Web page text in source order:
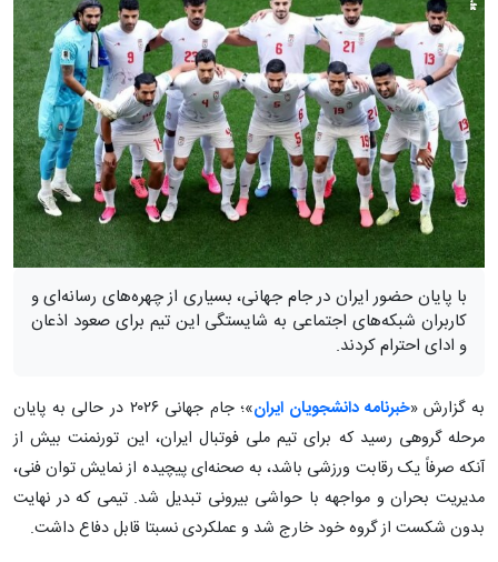
با پایان حضور ایران در جام جهانی، بسیاری از چهره‌های رسانه‌ای و
کاربران شبکه‌های اجتماعی به شایستگی این تیم برای صعود اذعان
و ادای احترام کردند.
به گزارش «خبرنامه دانشجویان ایران
»؛ جام جهانی ۲۰۲۶ در حالی به پایان
مرحله گروهی رسید که برای تیم ملی فوتبال ایران، این تورنمنت بیش از
آنکه صرفاً یک رقابت ورزشی باشد، به صحنه‌ای پیچیده از نمایش توان فنی،
مدیریت بحران و مواجهه با حواشی بیرونی تبدیل شد. تیمی که در نهایت
بدون شکست از گروه خود خارج شد و عملکردی نسبتا قابل دفاع داشت.